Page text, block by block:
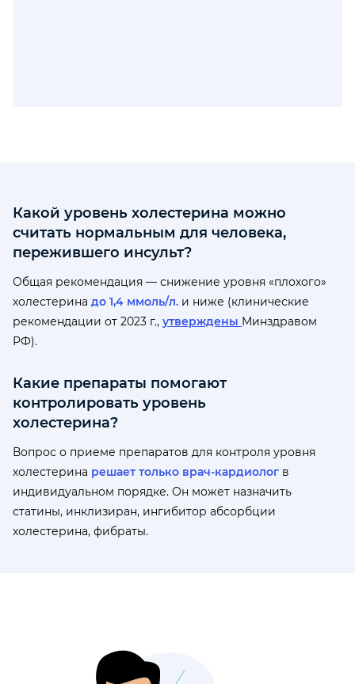
Какой уровень холестерина можно
считать нормальным для человека,
пережившего инсульт?
Общая рекомендация — снижение уровня «плохого»
холестерина до 1,4 ммоль/л. и ниже (клинические
рекомендации от 2023 г., утверждены Минздравом
РФ).
Какие препараты помогают
контролировать уровень
холестерина?
Вопрос о приеме препаратов для контроля уровня
холестерина решает только врач-кардиолог в
индивидуальном порядке. Он может назначить
статины, инклизиран, ингибитор абсорбции
холестерина, фибраты.